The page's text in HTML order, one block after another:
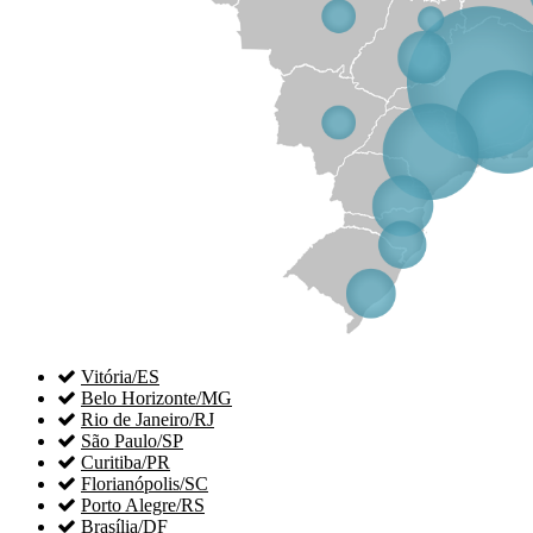
 Vitória/ES
 Belo Horizonte/MG
 Rio de Janeiro/RJ
 São Paulo/SP
 Curitiba/PR
 Florianópolis/SC
 Porto Alegre/RS
 Brasília/DF